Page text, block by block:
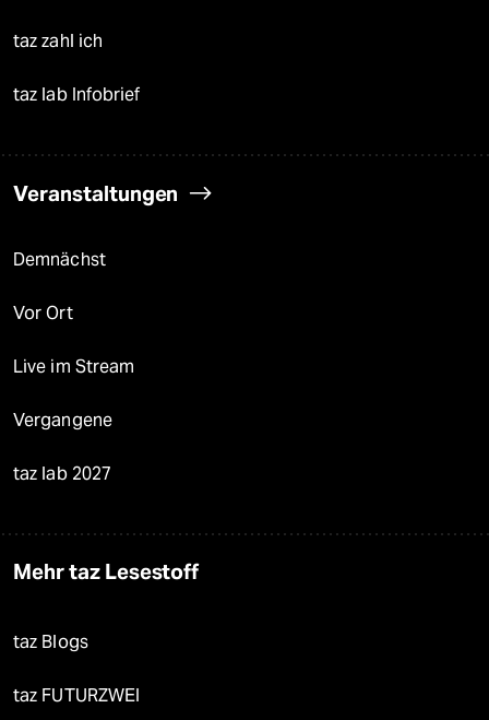
taz zahl ich
taz lab Infobrief
Veranstaltungen
Demnächst
Vor Ort
Live im Stream
Vergangene
taz lab 2027
Mehr taz Lesestoff
taz Blogs
taz FUTURZWEI